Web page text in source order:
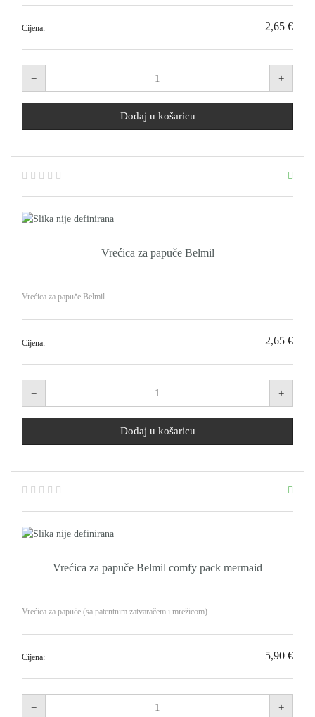
Cijena: 2,65 €
Vrećica za papuče Belmil
Vrećica za papuče Belmil
Cijena: 2,65 €
Vrećica za papuče Belmil comfy pack mermaid
Vrećica za papuče (sa patentnim zatvaračem i mrežicom). ...
Cijena: 5,90 €